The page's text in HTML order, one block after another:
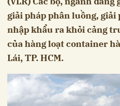
giải pháp phân luồng, giải
nhập khẩu ra khỏi cảng
của hàng loạt container
Lái, TP. HCM.